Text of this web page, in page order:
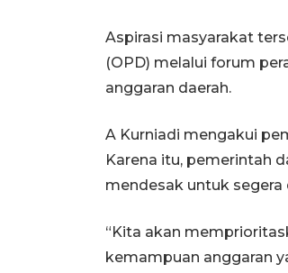
Aspirasi masyarakat
(OPD) melalui forum
anggaran daerah.
A Kurniadi mengakui
Karena itu, pemerintah
mendesak untuk segera
“Kita akan
kemampuan anggaran